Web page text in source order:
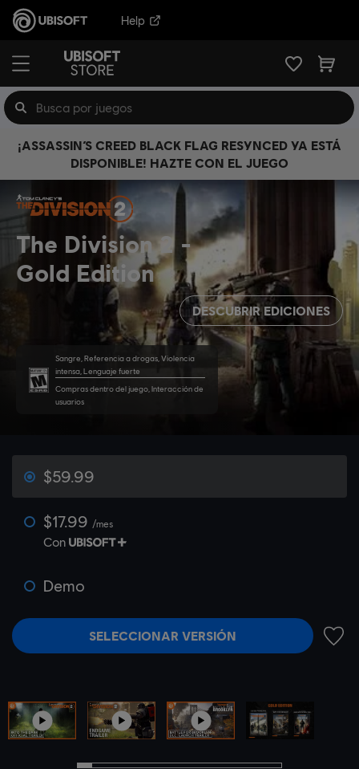
Help
¡ASSASSIN’S CREED BLACK FLAG RESYNCED YA ESTÁ
DISPONIBLE! HAZTE CON EL JUEGO
Sangre, Referencia a drogas, Violencia
intensa, Lenguaje fuerte
Compras dentro del juego, Interacción de
usuarios
The Division 2
Gold Edition
DESCUBRIR EDICIONES
$59.99
$17.99 /mes
Con
Demo
SELECCIONAR VERSIÓN